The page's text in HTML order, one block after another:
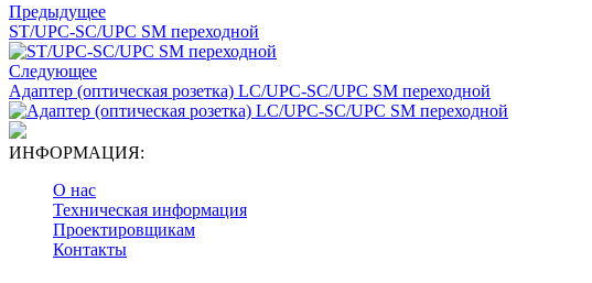
Предыдущее
ST/UPC-SC/UPC SM переходной
Следующее
Адаптер (оптическая розетка) LC/UPC-SC/UPC SM переходной
ИНФОРМАЦИЯ:
О нас
Техническая информация
Проектировщикам
Контакты